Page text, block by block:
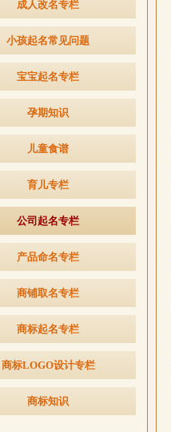
成人改名专栏
小孩起名常见问题
宝宝起名专栏
孕期知识
儿童食谱
育儿专栏
公司起名专栏
产品命名专栏
商铺取名专栏
商标起名专栏
商标LOGO设计专栏
商标知识